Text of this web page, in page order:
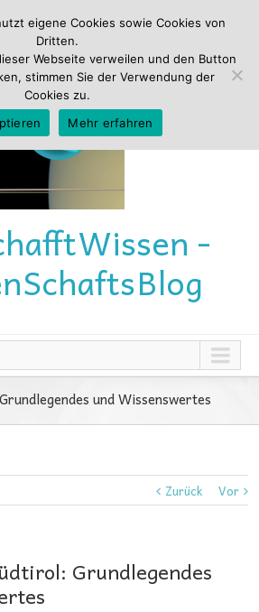
Wissen -
SchaftsBlog
und Wissenswertes
Zurück Vor
Grundlegendes
eigene Cookies sowie Cookies von
Dritten.
Webseite verweilen und den Button
stimmen Sie der Verwendung der
Cookies zu.
Mehr erfahren